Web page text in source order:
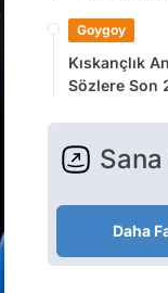
Goygoy
Kıskançlık
Sözlere Son
Daha